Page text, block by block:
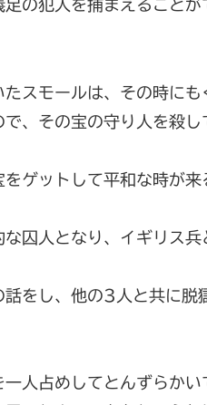
の犯人を捕まえることが
スモールは、その時に
、その宝の守り人を殺
ゲットして平和な時が
囚人となり、イギリス兵
をし、他の3人と共に脱
人占めしてとんずらかい